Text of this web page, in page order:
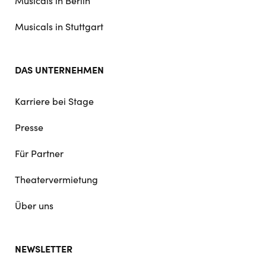
Musicals in Stuttgart
DAS UNTERNEHMEN
Karriere bei Stage
Presse
Für Partner
Theatervermietung
Über uns
NEWSLETTER